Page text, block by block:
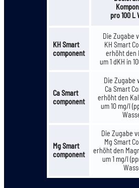
pro 100 L
KH Smart
component
Die Zugabe
KH Smart
erhöht den
um 1 dKH in
Ca Smart
component
Die Zugabe
Ca Smart
erhöht den
um 10 mg/l
Mg Smart
component
Die Zugabe
Mg Smart
erhöht den
um 1 mg/l